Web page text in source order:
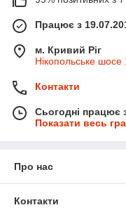
Працює з
м. Кривий Ріг
Нікопольське шосе
Контакти
Сьогодні працює
Показати весь
Про нас
Контакти